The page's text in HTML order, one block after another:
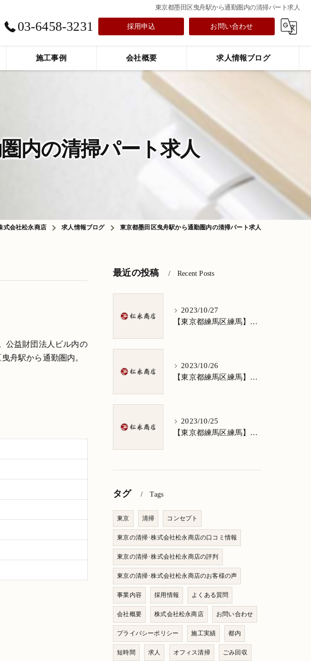
東京都墨田区曳舟駅から通勤圏内の清掃パート求人
03-6458-3231 採用申込 お問い合わせ
施工事例 会社概要 求人情報ブログ
内の清掃パート求人
式会社松永商店 求人情報ブログ 東京都墨田区曳舟駅から通勤圏内の清掃パート求人
公益財団法人ビル内の
舟駅から通勤圏内。
最近の投稿 Recent Posts
2023/10/27
【東京都練馬区練馬】清掃求人★1日3h/週5日/祝日お休み★谷原在住の方歓迎
2023/10/26
【東京都練馬区練馬】清掃求人★1日3h/週5日/祝日お休み★南田中在住の方歓迎
2023/10/25
【東京都練馬区練馬】清掃求人★1日3h/週5日/祝日お休み★南大泉在住の方歓迎
タグ Tags
東京 清掃 コンセプト
東京の清掃･株式会社松永商店の口コミ情報
東京の清掃･株式会社松永商店の評判
東京の清掃･株式会社松永商店のお客様の声
事業内容 採用情報 よくある質問
会社概要 株式会社松永商店 お問い合わせ
プライバシーポリシー 施工実績 都内
短時間 求人 オフィス清掃 ごみ回収